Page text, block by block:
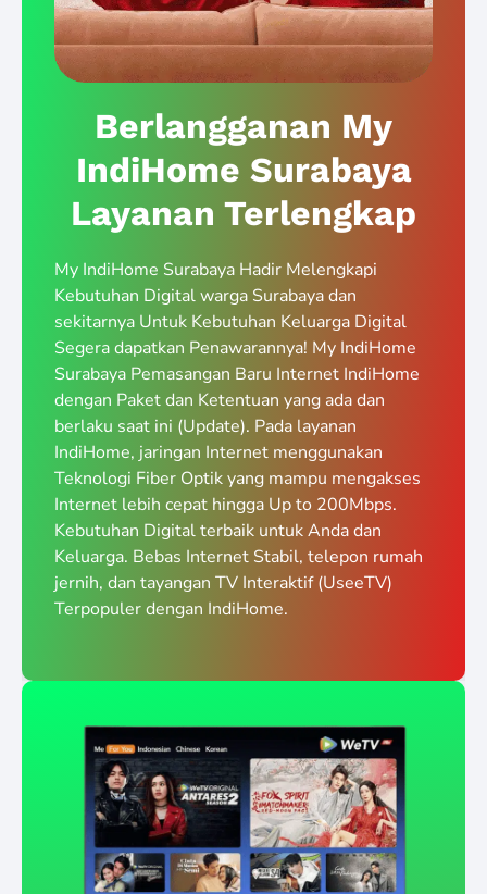
Berlangganan My
IndiHome Surabaya
Layanan Terlengkap
My IndiHome Surabaya Hadir Melengkapi
Kebutuhan Digital warga Surabaya dan
sekitarnya Untuk Kebutuhan Keluarga Digital
Segera dapatkan Penawarannya! My IndiHome
Surabaya Pemasangan Baru Internet IndiHome
dengan Paket dan Ketentuan yang ada dan
berlaku saat ini (Update). Pada layanan
IndiHome, jaringan Internet menggunakan
Teknologi Fiber Optik yang mampu mengakses
Internet lebih cepat hingga Up to 200Mbps.
Kebutuhan Digital terbaik untuk Anda dan
Keluarga. Bebas Internet Stabil, telepon rumah
jernih, dan tayangan TV Interaktif (UseeTV)
Terpopuler dengan IndiHome.